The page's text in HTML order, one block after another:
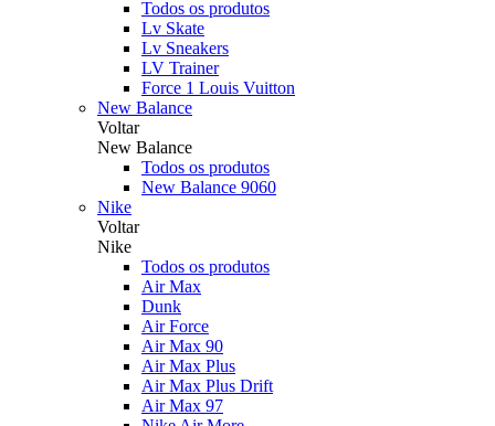
Todos os produtos
Lv Skate
Lv Sneakers
LV Trainer
Force 1 Louis Vuitton
New Balance
Voltar
New Balance
Todos os produtos
New Balance 9060
Nike
Voltar
Nike
Todos os produtos
Air Max
Dunk
Air Force
Air Max 90
Air Max Plus
Air Max Plus Drift
Air Max 97